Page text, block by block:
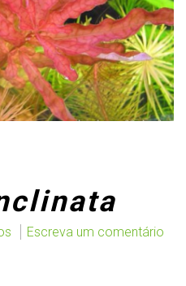
Escreva um comentário